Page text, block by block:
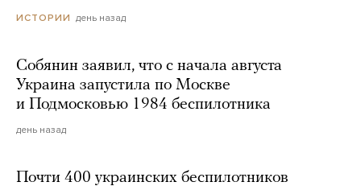
ИСТОРИИ день назад
Собянин заявил, что с начала августа
Украина запустила по Москве
и Подмосковью 1984 беспилотника
день назад
Почти 400 украинских беспилотников